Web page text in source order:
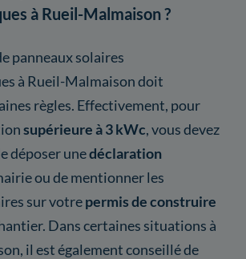
à Rueil-Malmaison ?
panneaux solaires
à Rueil-Malmaison doit
règles. Effectivement, pour
supérieure à 3 kWc, vous devez
déposer unedéclaration
ou de mentionner les
sur votrepermis de construire
Dans certaines situations à
il est également conseillé de